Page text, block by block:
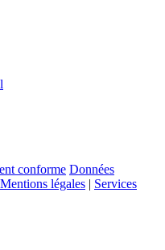
conforme Données
Mentions légales | Services